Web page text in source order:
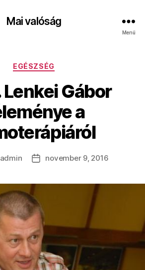
Mai valóság
Menü
Kategóriák
EGÉSZSÉG
Lenkei Gábor
a
admin
Bejegyzés
november 9, 2016